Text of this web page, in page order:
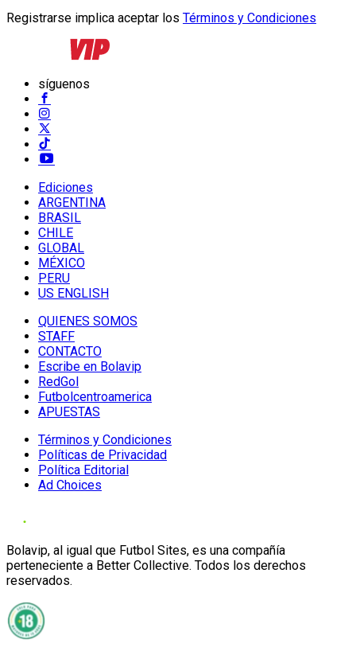
Registrarse implica aceptar los Términos y Condiciones
síguenos
Ediciones
ARGENTINA
BRASIL
CHILE
GLOBAL
MÉXICO
PERU
US ENGLISH
QUIENES SOMOS
STAFF
CONTACTO
Escribe en Bolavip
RedGol
Futbolcentroamerica
APUESTAS
Términos y Condiciones
Políticas de Privacidad
Política Editorial
Ad Choices
Bolavip, al igual que Futbol Sites, es una compañía
perteneciente a Better Collective. Todos los derechos
reservados.